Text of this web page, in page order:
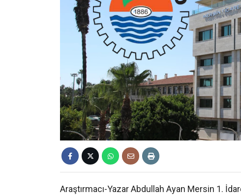
Araştırmacı-Yazar Abdullah Ayan Mersin 1.